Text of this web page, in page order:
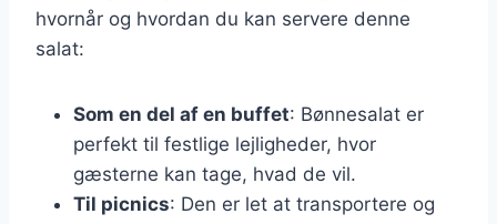
hvornår og hvordan du kan servere denne
salat:
Som en del af en buffet: Bønnesalat er
perfekt til festlige lejligheder, hvor
gæsterne kan tage, hvad de vil.
Til picnics: Den er let at transportere og